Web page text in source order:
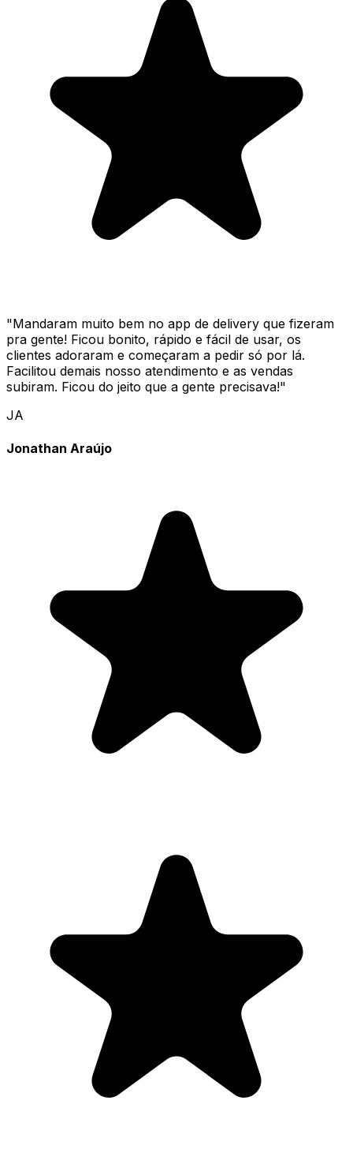
"Mandaram muito bem no app de delivery que fizeram
pra gente! Ficou bonito, rápido e fácil de usar, os
clientes adoraram e começaram a pedir só por lá.
Facilitou demais nosso atendimento e as vendas
subiram. Ficou do jeito que a gente precisava!"
JA
Jonathan Araújo